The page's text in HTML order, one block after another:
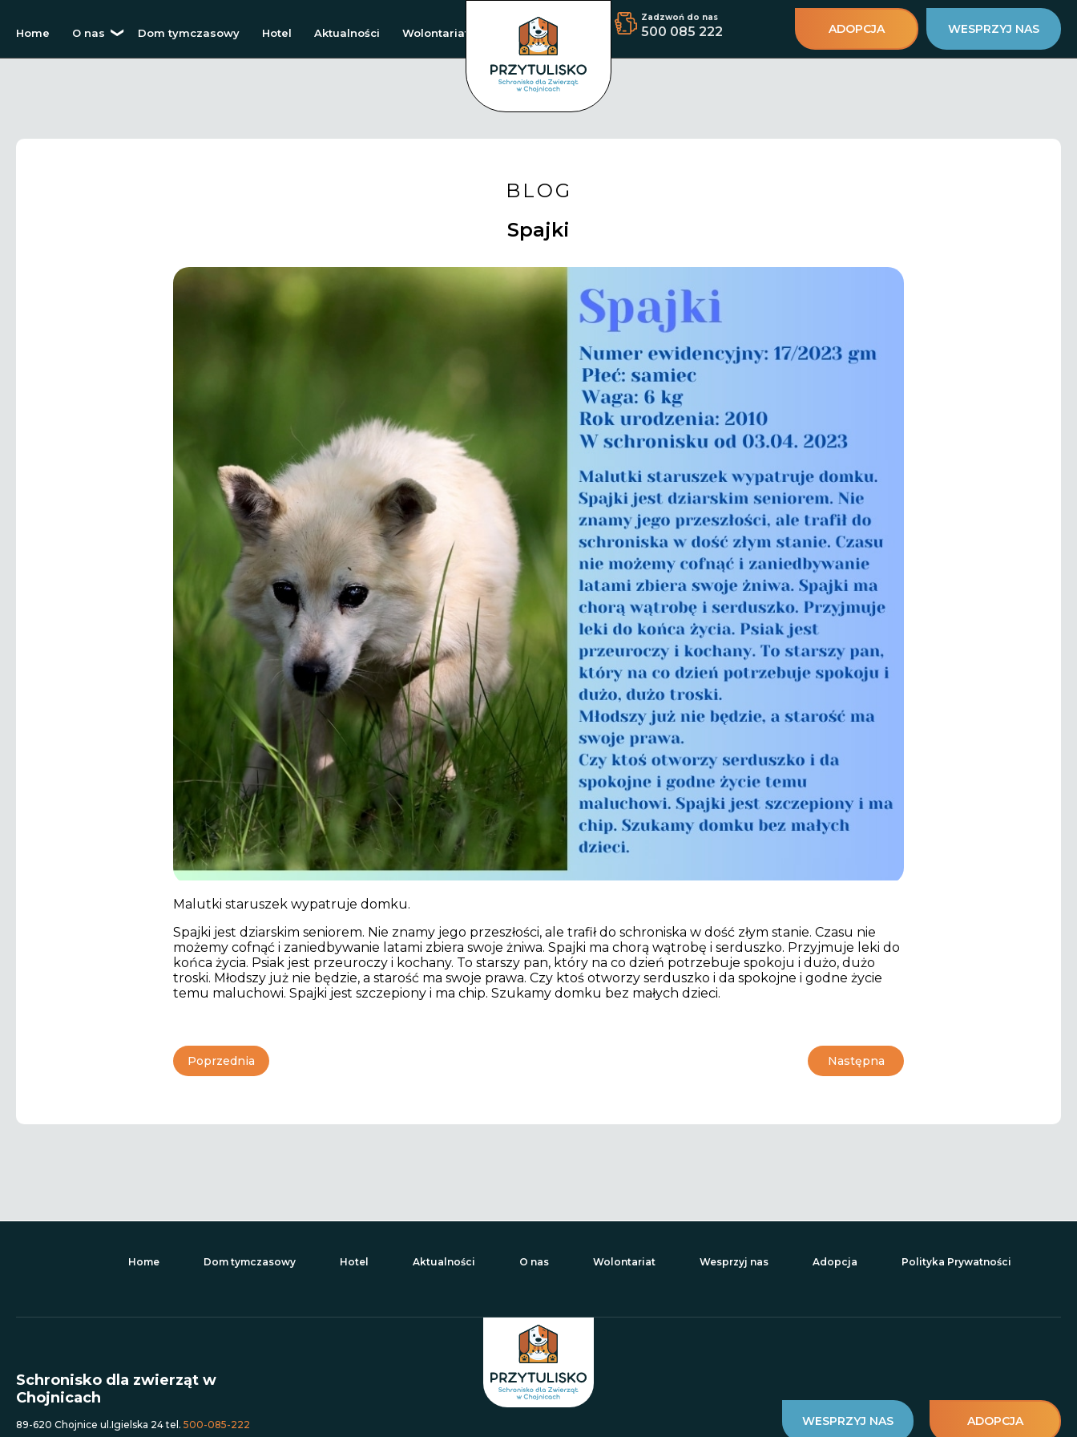
Home O nas Dom tymczasowy Hotel Aktualności Wolontariat
Zadzwoń do nas
500 085 222 ADOPCJA WESPRZYJ NAS
BLOG
Spajki
Malutki staruszek wypatruje domku.
Spajki jest dziarskim seniorem. Nie znamy jego przeszłości, ale trafił do schroniska w dość złym stanie. Czasu nie
możemy cofnąć i zaniedbywanie latami zbiera swoje żniwa. Spajki ma chorą wątrobę i serduszko. Przyjmuje leki do
końca życia. Psiak jest przeuroczy i kochany. To starszy pan, który na co dzień potrzebuje spokoju i dużo, dużo
troski. Młodszy już nie będzie, a starość ma swoje prawa. Czy ktoś otworzy serduszko i da spokojne i godne życie
temu maluchowi. Spajki jest szczepiony i ma chip. Szukamy domku bez małych dzieci.
Poprzednia Następna
Home Dom tymczasowy Hotel Aktualności O nas Wolontariat Wesprzyj nas Adopcja Polityka Prywatności
Schronisko dla zwierząt w
Chojnicach
89-620 Chojnice ul.Igielska 24 tel. 500-085-222 ADOPCJA
WESPRZYJ NAS